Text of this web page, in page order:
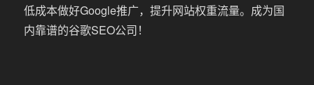
低成本做好Google推广，提升网站权重流量。成为国
内靠谱的谷歌SEO公司！